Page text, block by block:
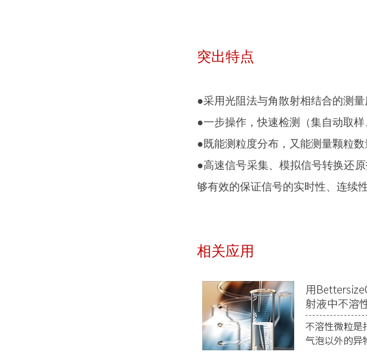
突出特点
●采用光阻法与角散射相结合的测
●一步操作，快速检测（集自动取
●既能测粒度分布，又能测量颗粒数
●高速信号采集、模拟信号转换还
够有效的保证信号的实时性、连续性
相关应用